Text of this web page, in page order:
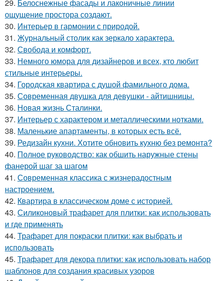
29. Белоснежные фасады и лаконичные линии
ощущение простора создают.
30. Интерьер в гармонии с природой.
31. Журнальный столик как зеркало характера.
32. Свобода и комфорт.
33. Немного юмора для дизайнеров и всех, кто любит
стильные интерьеры.
34. Городская квартира с душой фамильного дома.
35. Современная двушка для девушки - айтишницы.
36. Новая жизнь Сталинки.
37. Интерьер с характером и металлическими нотками.
38. Маленькие апартаменты, в которых есть всё.
39. Редизайн кухни. Хотите обновить кухню без ремонта?
40. Полное руководство: как обшить наружные стены
фанерой шаг за шагом
41. Современная классика с жизнерадостным
настроением.
42. Квартира в классическом доме с историей.
43. Силиконовый трафарет для плитки: как использовать
и где применять
44. Трафарет для покраски плитки: как выбрать и
использовать
45. Трафарет для декора плитки: как использовать набор
шаблонов для создания красивых узоров